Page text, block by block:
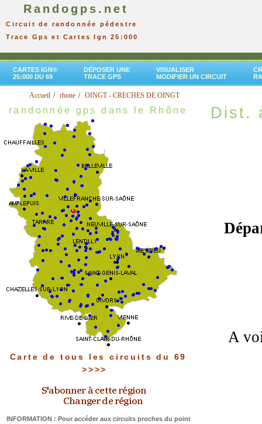
Randogps.net
Circuit de randonnée pédestre
Trace Gps et Cartes Ign 25:000
CARTES IGN®
25:000 DU 69
DÉPOSER UNE
TRACE GPS
VISUALISER
MODIFIER UN CIRCUIT
Accueil rhone OINGT - CRECHES DE OINGT
randonnée gps dans le Rhône
Carte de tous les circuits du 69
>>>>
INFORMATION : Pour accéder aux circuits proches du point
Dist.
A